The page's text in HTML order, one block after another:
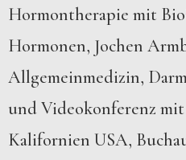
Hormontherapie mit
Hormonen, Jochen
Allgemeinmedizin,
und Videokonferenz
Kalifornien USA,